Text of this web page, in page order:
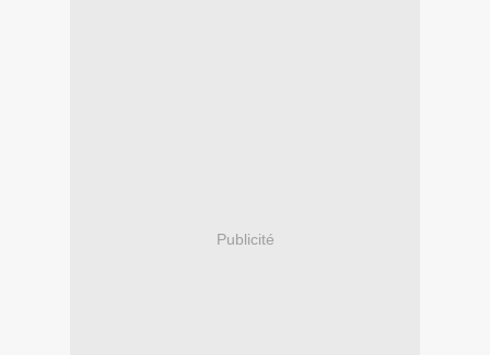
Publicité